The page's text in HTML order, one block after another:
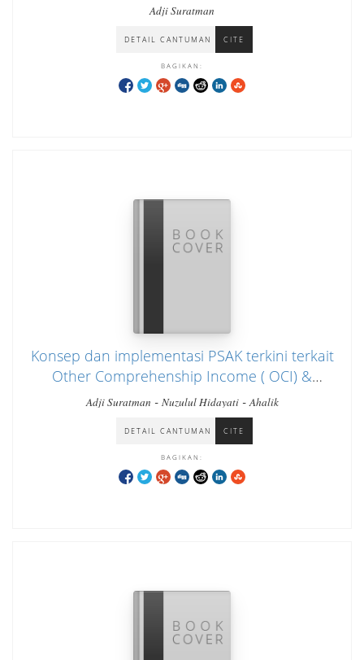
Adji Suratman
DETAIL CANTUMAN CITE
BAGIKAN:
Konsep dan implementasi PSAK terkini terkait
Other Comprehenship Income ( OCI) &
perbedaan PSAK terikini dengan PSAK
sebelumnya
Adji Suratman - Nuzulul Hidayati-Ahalik
DETAIL CANTUMAN CITE
BAGIKAN: